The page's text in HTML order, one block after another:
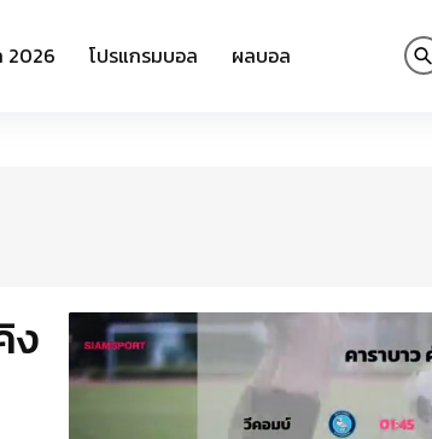
2026 โปรแกรมบอล ผลบอล
ง